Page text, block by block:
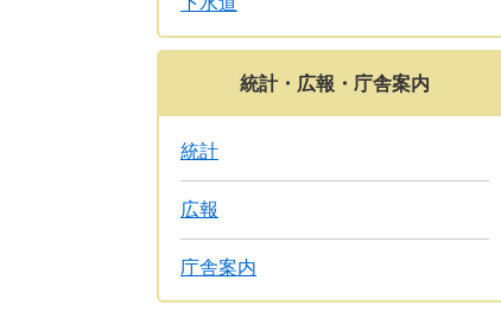
統計・広報・庁舎案内
統計
広報
庁舎案内